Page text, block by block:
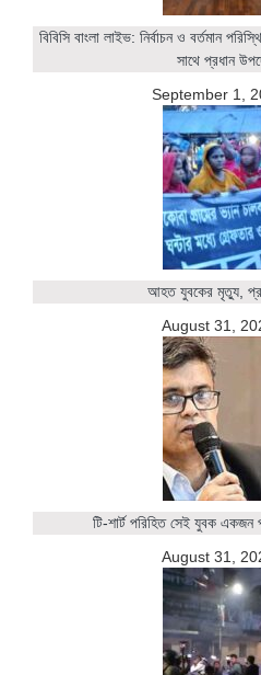
বিবিসি বাংলা লাইভ: নির্বাচন ও বর্তমান
সাথে প্রধান
September 1,
আহত যুবকের মৃত্যু,
August 31,
টি-শার্ট পরিহিত সেই যুবক
August 31,